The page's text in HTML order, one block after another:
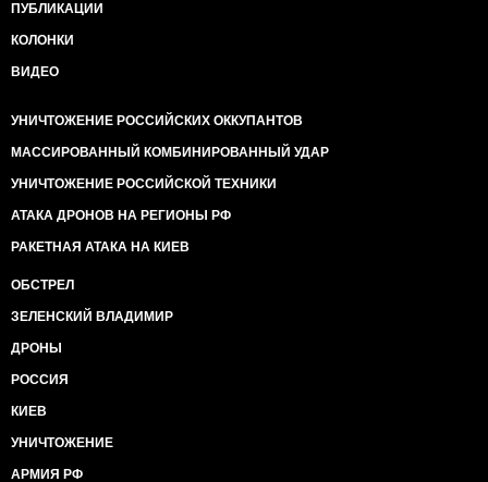
ПУБЛИКАЦИИ
КОЛОНКИ
ВИДЕО
УНИЧТОЖЕНИЕ РОССИЙСКИХ ОККУПАНТОВ
МАССИРОВАННЫЙ КОМБИНИРОВАННЫЙ УДАР
УНИЧТОЖЕНИЕ РОССИЙСКОЙ ТЕХНИКИ
АТАКА ДРОНОВ НА РЕГИОНЫ РФ
РАКЕТНАЯ АТАКА НА КИЕВ
ОБСТРЕЛ
ЗЕЛЕНСКИЙ ВЛАДИМИР
ДРОНЫ
РОССИЯ
КИЕВ
УНИЧТОЖЕНИЕ
АРМИЯ РФ